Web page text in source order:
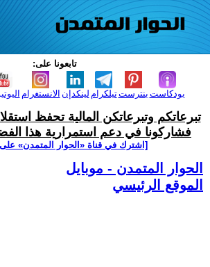
تابعونا على:
الانستغرام لينكدإن تيلكرامبنترست بودكاست
تبرعاتكم وتبرعاتكن المالية تحفظ
فشاركونا في دعم استمرارية هذا
[اشترك في قناة ‫«الحوار المتمدن» على
الحوار المتمدن - موبايل
الموقع الرئيسي